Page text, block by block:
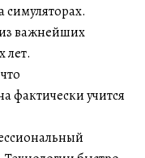
симуляторах.
важнейших
лет.
фактически учится